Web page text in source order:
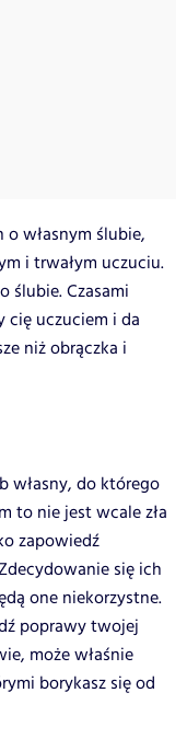
o własnym ślubie,
i trwałym uczuciu.
ślubie. Czasami
cię uczuciem i da
niż obrączka i
własny, do którego
to nie jest wcale zła
zapowiedź
się ich
one niekorzystne.
poprawy twojej
może właśnie
borykasz się od